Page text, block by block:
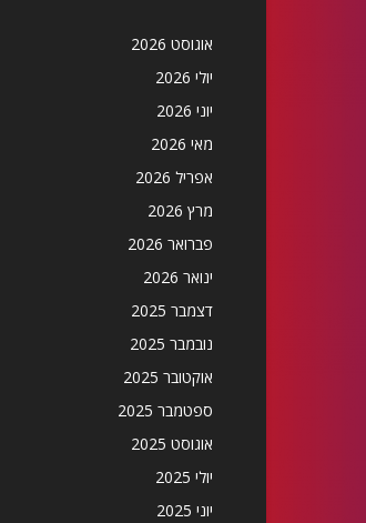
אוגוסט 2026
יולי 2026
יוני 2026
מאי 2026
אפריל 2026
מרץ 2026
פברואר 2026
ינואר 2026
דצמבר 2025
נובמבר 2025
אוקטובר 2025
ספטמבר 2025
אוגוסט 2025
יולי 2025
יוני 2025